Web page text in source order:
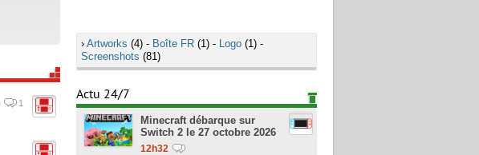
1
› Artworks (4) - Boîte FR (1) - Logo (1) -
Screenshots (81)
Actu 24/7
Minecraft débarque sur
Switch 2 le 27 octobre 2026
12h32